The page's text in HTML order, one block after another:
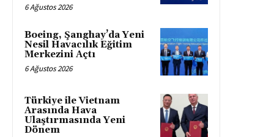
6 Ağustos 2026
Boeing, Şanghay’da Yeni
Nesil Havacılık Eğitim
Merkezini Açtı
6 Ağustos 2026
Türkiye ile Vietnam
Arasında Hava
Ulaştırmasında Yeni
Dönem